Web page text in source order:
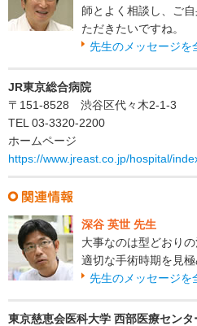
師とよく相談し、ご
ただきたいですね。
先生のメッセージを
JR東京総合病院
〒151-8528 渋谷区代々木2-1-3
TEL 03-3320-2200
ホームページ
https://www.jreast.co.jp/hospital/
深谷 英世 先生
大事なのは型どおり
適切な手術時期を見極
先生のメッセージを
東京慈恵会医科大学 西部医療センタ